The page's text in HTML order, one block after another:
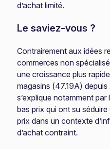
d’achat limité.
Le saviez-vous ?
Contrairement aux idées
commerces non
une croissance plus
magasins (47.19A)
s’explique notamment par
bas prix qui ont su
prix dans un contexte
d’achat contraint.